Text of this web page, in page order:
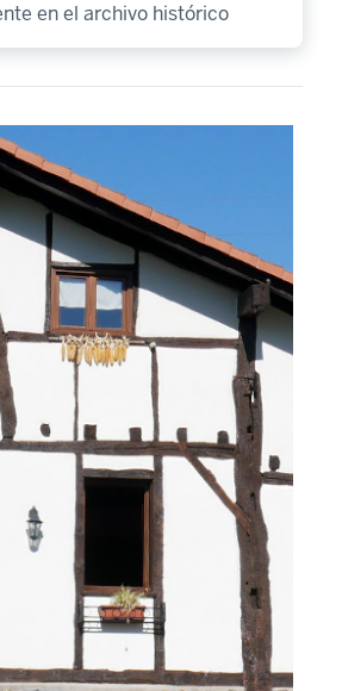
en el archivo histórico